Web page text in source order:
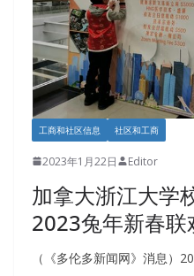
工商和社区信息 社区和工商
2023年1月22日 Editor
加拿大浙江大学
2023兔年新春联
（《多伦多新闻网》消息）